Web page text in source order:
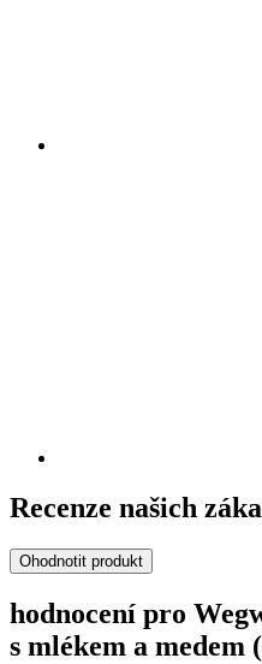
Recenze našich
Ohodnotit produkt
hodnocení pro
s mlékem a medem